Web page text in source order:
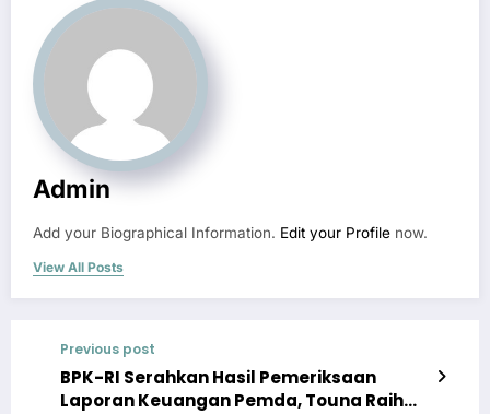
Admin
Add your Biographical Information. Edit your Profile now.
View All Posts
Previous post
BPK-RI Serahkan Hasil Pemeriksaan
Laporan Keuangan Pemda, Touna Raih